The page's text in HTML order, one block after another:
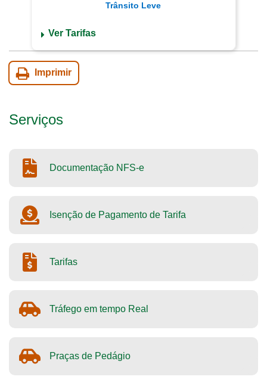
Trânsito Leve
Ver Tarifas
Imprimir
Serviços
Documentação NFS-e
Isenção de Pagamento de Tarifa
Tarifas
Tráfego em tempo Real
Praças de Pedágio